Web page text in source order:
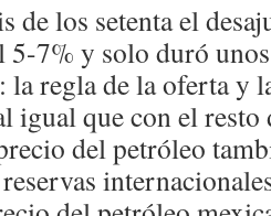
de los setenta el
5-7% y solo duró
la regla de la oferta y
igual que con el resto
del petróleo